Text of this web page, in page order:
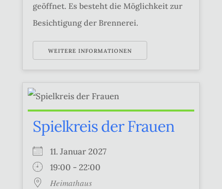
geöffnet. Es besteht die Möglichkeit zur
Besichtigung der Brennerei.
WEITERE INFORMATIONEN
Spielkreis der Frauen
11. Januar 2027
19:00 - 22:00
Heimathaus